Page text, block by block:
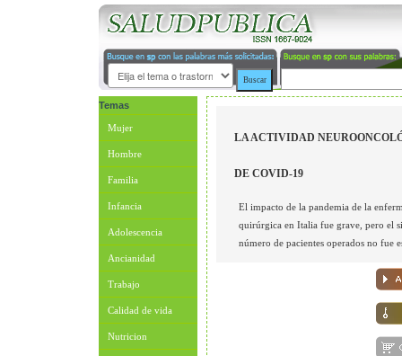
Temas
Mujer
Hombre
Familia
Infancia
Adolescencia
Ancianidad
Trabajo
Calidad de vida
Nutricion
LA ACTIVIDAD
DE COVID-19
El impacto de la pandemia de la
quirúrgica en Italia fue grave, pero el
número de pacientes operados no fue